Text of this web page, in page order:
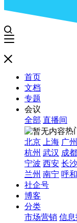
首页
文档
专题
会议
全部 直播间
热
北京
上海 广州
杭州 武汉 成都
宁波 西安 长沙
兰州 南宁 呼
社企号
博客
分类
市场营销 信